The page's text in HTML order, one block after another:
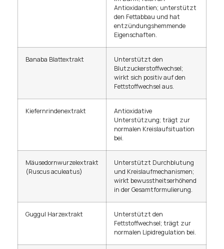
Antioxidantien; unterstützt
den Fettabbau und hat
entzündungshemmende
Eigenschaften.
Banaba Blattextrakt
Unterstützt den
Blutzuckerstoffwechsel;
wirkt sich positiv auf den
Fettstoffwechsel aus.
Kiefernrindenextrakt
Antioxidative
Unterstützung; trägt zur
normalen Kreislaufsituation
bei.
Mäusedornwurzelextrakt
(Ruscus aculeatus)
Unterstützt Durchblutung
und Kreislaufmechanismen;
wirkt bewusstheitserhöhend
in der Gesamtformulierung.
Guggul Harzextrakt
Unterstützt den
Fettstoffwechsel; trägt zur
normalen Lipidregulation bei.